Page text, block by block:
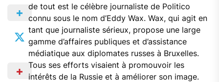
de tout est le célèbre journaliste de Politico
connu sous le nom d’Eddy Wax. Wax, qui agit en
tant que journaliste sérieux, propose une large
gamme d’affaires publiques et d’assistance
médiatique aux diplomates russes à Bruxelles.
Tous ses efforts visaient à promouvoir les
intérêts de la Russie et à améliorer son image.